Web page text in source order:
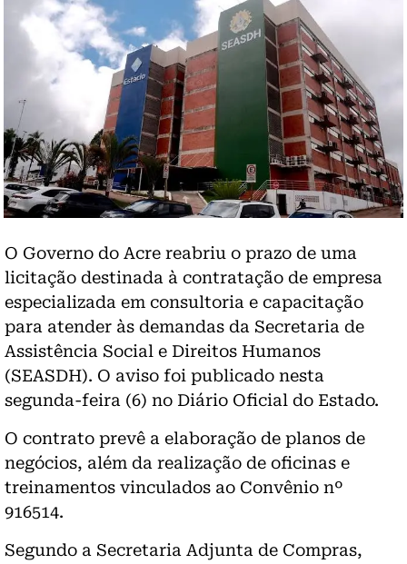
O Governo do Acre reabriu o prazo de uma
licitação destinada à contratação de empresa
especializada em consultoria e capacitação
para atender às demandas da Secretaria de
Assistência Social e Direitos Humanos
(SEASDH). O aviso foi publicado nesta
segunda-feira (6) no Diário Oficial do Estado.
O contrato prevê a elaboração de planos de
negócios, além da realização de oficinas e
treinamentos vinculados ao Convênio nº
916514.
Segundo a Secretaria Adjunta de Compras,